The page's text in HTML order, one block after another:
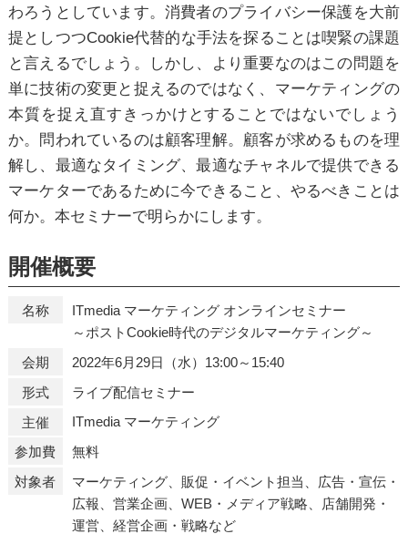
わろうとしています。消費者のプライバシー保護を大前
提としつつCookie代替的な手法を探ることは喫緊の課題
と言えるでしょう。しかし、より重要なのはこの問題を
単に技術の変更と捉えるのではなく、マーケティングの
本質を捉え直すきっかけとすることではないでしょう
か。問われているのは顧客理解。顧客が求めるものを理
解し、最適なタイミング、最適なチャネルで提供できる
マーケターであるために今できること、やるべきことは
何か。本セミナーで明らかにします。
開催概要
名称
ITmedia マーケティング オンラインセミナー
～ポストCookie時代のデジタルマーケティング～
会期
2022年6月29日（水）13:00～15:40
形式
ライブ配信セミナー
主催
ITmedia マーケティング
参加費
無料
対象者
マーケティング、販促・イベント担当、広告・宣伝・
広報、営業企画、WEB・メディア戦略、店舗開発・
運営、経営企画・戦略など